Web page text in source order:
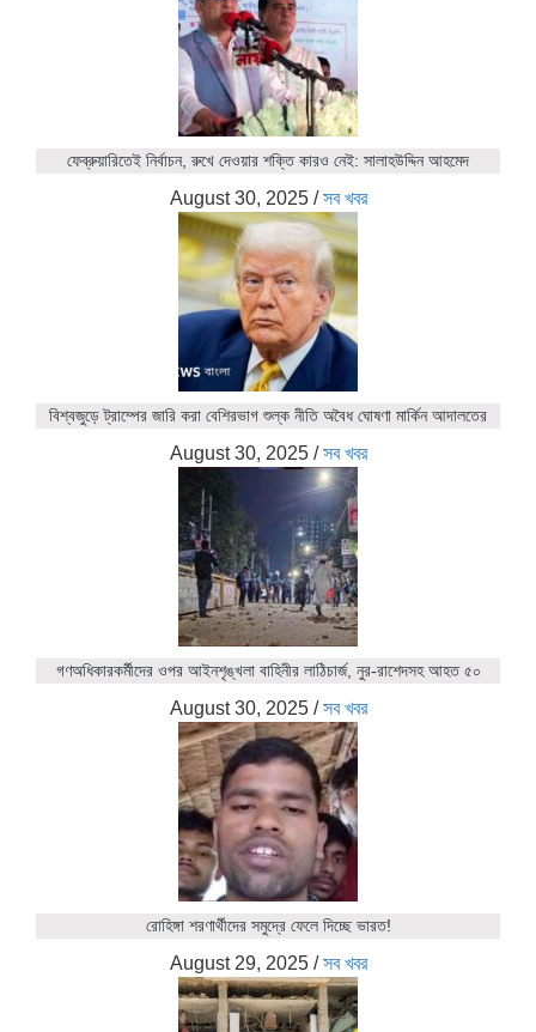
ফেব্রুয়ারিতেই নির্বাচন, রুখে দেওয়ার শক্তি কারও নেই: সালাহউদ্দিন আহমেদ
August 30, 2025/সব খবর
বিশ্বজুড়ে ট্রাম্পের জারি করা বেশিরভাগ শুল্ক নীতি অবৈধ ঘোষণা মার্কিন আদালতের
August 30, 2025/সব খবর
গণঅধিকারকর্মীদের ওপর আইনশৃঙ্খলা বাহিনীর লাঠিচার্জ, নুর-রাশেদসহ আহত ৫০
August 30, 2025/সব খবর
রোহিঙ্গা শরণার্থীদের সমুদ্রে ফেলে দিচ্ছে ভারত!
August 29, 2025/সব খবর